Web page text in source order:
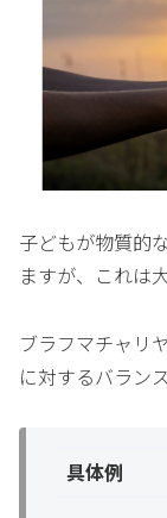
子どもが物質的
ますが、これは
ブラフマチャリ
に対するバラン
具体例